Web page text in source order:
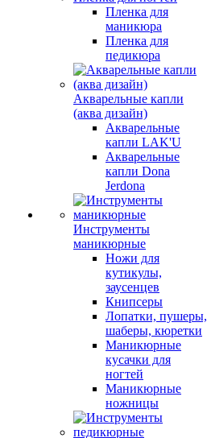
Пленка для
маникюра
Пленка для
педикюра
Акварельные капли
(аква дизайн)
Акварельные
капли LAK'U
Акварельные
капли Dona
Jerdona
Инструменты
маникюрные
Ножи для
кутикулы,
заусенцев
Книпсеры
Лопатки, пушеры,
шаберы, кюретки
Маникюрные
кусачки для
ногтей
Маникюрные
ножницы